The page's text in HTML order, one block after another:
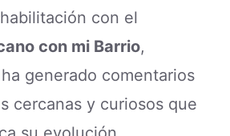
con el
con mi Barrio,
generado comentarios
cercanas y curiosos que